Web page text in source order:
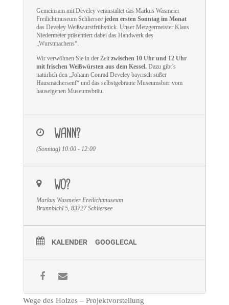
Gemeinsam mit Develey veranstaltet das Markus Wasmeier
Freilichtmuseum Schlierseejeden ersten Sonntag im Monat
das Develey Weißwurstfrühstück. Unser Metzgermeister Klaus
Niedermeier präsentiert dabei das Handwerk des
„Wurstmachens“.
Wir verwöhnen Sie in der Zeit zwischen 10 Uhr und 12 Uhr
mit frischen Weißwürsten aus dem Kessel.Dazu gibt’s
natürlich den „Johann Conrad Develey bayrisch süßer
Hausmachersenf“ und das selbstgebraute Museumsbier vom
hauseigenen Museumsbräu.
WANN?
(Sonntag) 10:00 - 12:00
WO?
Markus Wasmeier Freilichtmuseum
Brunnbichl 5, 83727 Schliersee
KALENDER GOOGLECAL
Wege des Holzes – Projektvorstellung